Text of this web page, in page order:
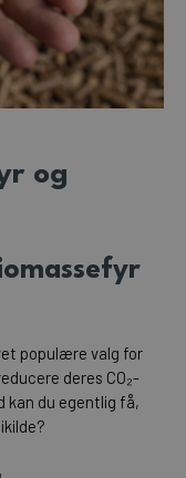
og
populære valg for
deres CO₂-
kan du egentlig få,